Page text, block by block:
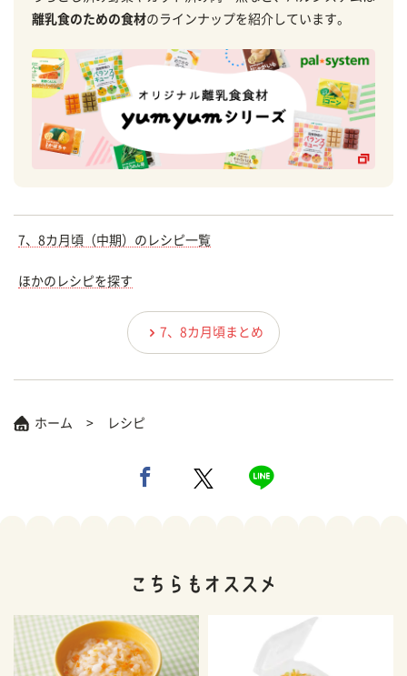
離乳食のための食材のラインナップを紹介しています。
7、8カ月頃（中期）のレシピ一覧
ほかのレシピを探す
7、8カ月頃まとめ
ホーム レシピ